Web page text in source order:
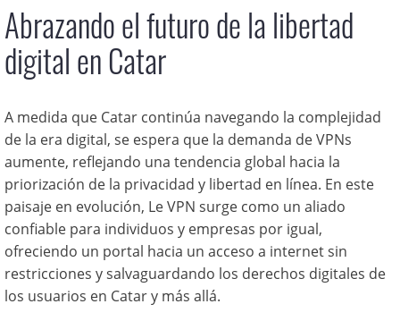
Abrazando el futuro de la libertad
digital en Catar
A medida que Catar continúa navegando la complejidad
de la era digital, se espera que la demanda de VPNs
aumente, reflejando una tendencia global hacia la
priorización de la privacidad y libertad en línea. En este
paisaje en evolución, Le VPN surge como un aliado
confiable para individuos y empresas por igual,
ofreciendo un portal hacia un acceso a internet sin
restricciones y salvaguardando los derechos digitales de
los usuarios en Catar y más allá.